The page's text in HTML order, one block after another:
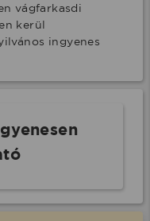
vágfarkasdi
kerül
ingyenes